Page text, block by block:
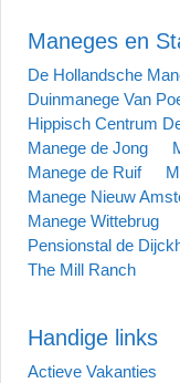
Maneges en
De Hollandsche
Duinmanege Van
Hippisch Centrum
Manege de Jong
Manege de Ruif
Manege Nieuw
Manege Wittebrug
Pensionstal de
The Mill Ranch
Handige links
Actieve Vakanties